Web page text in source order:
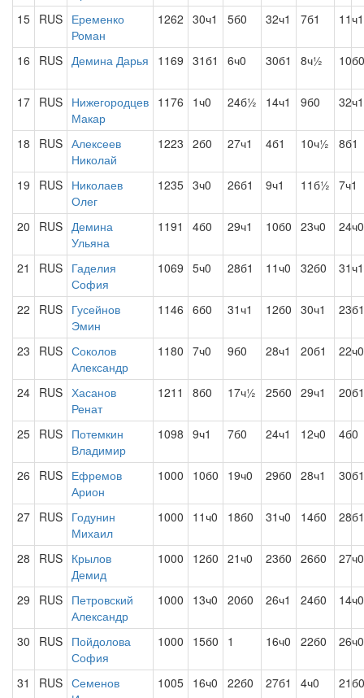
15 RUS Еременко
Роман
1262 30ч1 5б0 32ч1 7б1 11ч1
16 RUS Демина Дарья 1169 31б1 6ч0 30б1 8ч½ 10б0
17 RUS Нижегородцев
Макар
1176 1ч0 24б½ 14ч1 9б0 32ч1
18 RUS Алексеев
Николай
1223 2б0 27ч1 4б1 10ч½ 8б1
19 RUS Николаев
Олег
1235 3ч0 26б1 9ч1 11б½ 7ч1
20 RUS Демина
Ульяна
1191 4б0 29ч1 10б0 23ч0 24ч0
21 RUS Гаделия
София
1069 5ч0 28б1 11ч0 32б0 31ч1
22 RUS Гусейнов
Эмин
1146 6б0 31ч1 12б0 30ч1 23б1
23 RUS Соколов
Александр
1180 7ч0 9б0 28ч1 20б1 22ч0
24 RUS Хасанов
Ренат
1211 8б0 17ч½ 25б0 29ч1 20б1
25 RUS Потемкин
Владимир
1098 9ч1 7б0 24ч1 12ч0 4б0
26 RUS Ефремов
Арион
1000 10б0 19ч0 29б0 28ч1 30б1
27 RUS Годунин
Михаил
1000 11ч0 18б0 31ч0 14б0 28б1
28 RUS Крылов
Демид
1000 12б0 21ч0 23б0 26б0 27ч0
29 RUS Петровский
Александр
1000 13ч0 20б0 26ч1 24б0 14ч0
30 RUS Пойдолова
София
1000 15б0 1 16ч0 22б0 26ч0
31 RUS Семенов
1005 16ч0 22б0 27б1 4ч0 21б0